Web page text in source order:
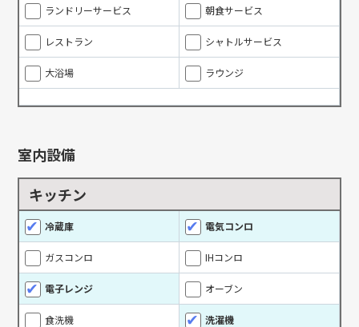
ランドリーサービス 朝食サービス
レストラン シャトルサービス
大浴場 ラウンジ
室内設備
キッチン
冷蔵庫 電気コンロ
ガスコンロ IHコンロ
電子レンジ オーブン
食洗機 洗濯機